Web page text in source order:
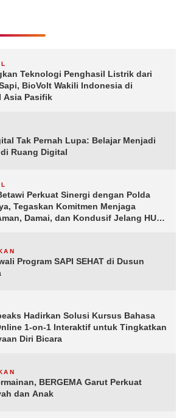
Teknologi Penghasil Listrik dari
BioVolt Wakili Indonesia di
Asia Pasifik
Tak Pernah Lupa: Belajar Menjadi
Ruang Digital
Perkuat Sinergi dengan Polda
Tegaskan Komitmen Menjaga
Damai, dan Kondusif Jelang HUT
Program SAPI SEHAT di Dusun
Hadirkan Solusi Kursus Bahasa
1-on-1 Interaktif untuk Tingkatkan
Diri Bicara
BERGEMA Garut Perkuat
dan Anak